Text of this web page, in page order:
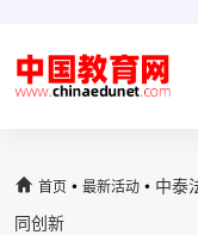
首页 • 最新活动 • 中泰
同创新